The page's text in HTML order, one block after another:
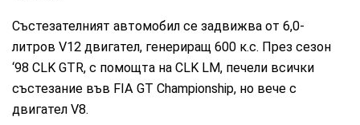
Състезателният автомобил се задвижва от 6,0-
литров V12 двигател, генериращ 600 к.с. През сезон
‘98 CLK GTR, с помощта на CLK LM, печели всички
състезание във FIA GT Championship, но вече с
двигател V8.